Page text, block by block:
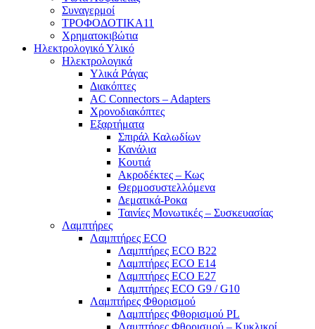
Συναγερμοί
ΤΡΟΦΟΔΟΤΙΚΑ11
Χρηματοκιβώτια
Ηλεκτρολογικό Υλικό
Ηλεκτρολογικά
Υλικά Ράγας
Διακόπτες
AC Connectors – Adapters
Χρονοδιακόπτες
Εξαρτήματα
Σπιράλ Καλωδίων
Κανάλια
Κουτιά
Ακροδέκτες – Κως
Θερμοσυστελλόμενα
Δεματικά-Ροκα
Ταινίες Μονωτικές – Συσκευασίας
Λαμπτήρες
Λαμπτήρες ECO
Λαμπτήρες ECO B22
Λαμπτήρες ECO E14
Λαμπτήρες ECO E27
Λαμπτήρες ECO G9 / G10
Λαμπτήρες Φθορισμού
Λαμπτήρες Φθορισμού PL